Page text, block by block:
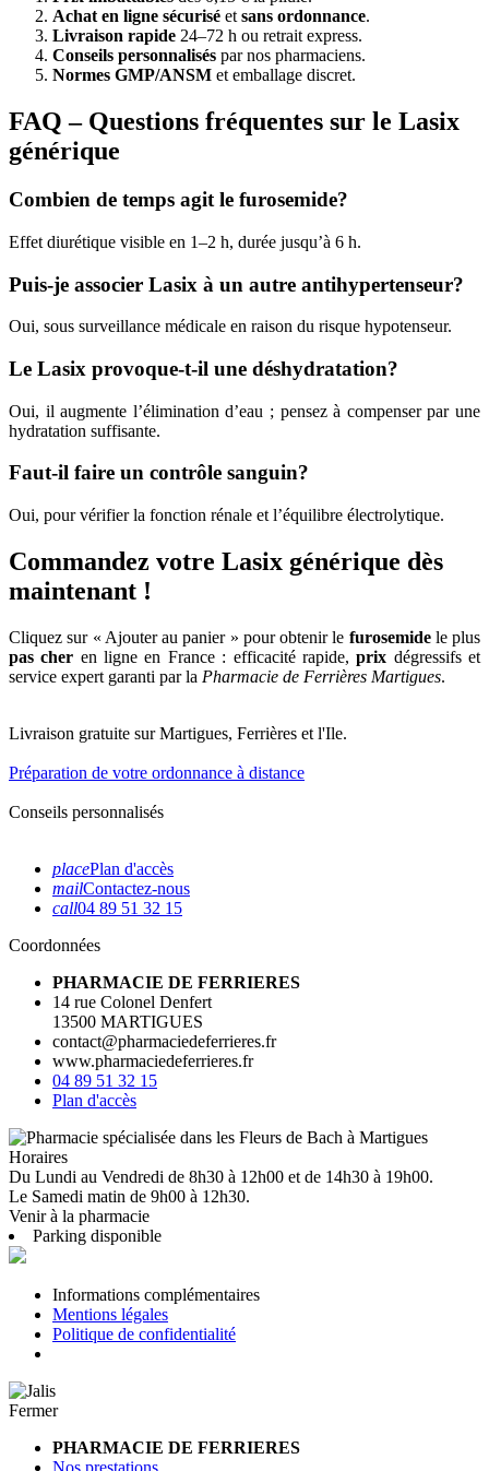
Achat en ligne sécurisé et sans ordonnance.
Livraison rapide 24–72 h ou retrait express.
Conseils personnalisés par nos pharmaciens.
Normes GMP/ANSM et emballage discret.
FAQ – Questions fréquentes sur le Lasix
générique
Combien de temps agit le furosemide?
Effet diurétique visible en 1–2 h, durée jusqu’à 6 h.
Puis-je associer Lasix à un autre antihypertenseur?
Oui, sous surveillance médicale en raison du risque hypotenseur.
Le Lasix provoque-t-il une déshydratation?
Oui, il augmente l’élimination d’eau ; pensez à compenser par une
hydratation suffisante.
Faut-il faire un contrôle sanguin?
Oui, pour vérifier la fonction rénale et l’équilibre électrolytique.
Commandez votre Lasix générique dès
maintenant !
Cliquez sur « Ajouter au panier » pour obtenir le furosemidele plus
pas cher en ligne en France : efficacité rapide,prix dégressifs et
service expert garanti par la Pharmacie de Ferrières Martigues.
Livraison gratuite sur Martigues, Ferrières et l'Ile.
Préparation de votre ordonnance à distance
Conseils personnalisés
placePlan d'accès
mailContactez-nous
call04 89 51 32 15
Coordonnées
PHARMACIE DE FERRIERES
14 rue Colonel Denfert
13500 MARTIGUES
contact@pharmaciedeferrieres.fr
www.pharmaciedeferrieres.fr
04 89 51 32 15
Plan d'accès
Horaires
Du Lundi au Vendredi de 8h30 à 12h00 et de 14h30 à 19h00.
Le Samedi matin de 9h00 à 12h30.
Venir à la pharmacie
Parking disponible
Informations complémentaires
Mentions légales
Politique de confidentialité
Fermer
PHARMACIE DE FERRIERES
Nos prestations